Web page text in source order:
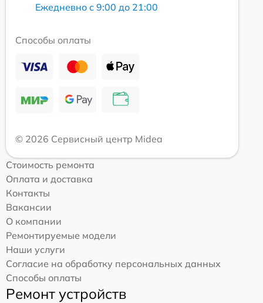
Ежедневно с 9:00 до 21:00
Способы оплаты
© 2026 Сервисный центр Midea
Стоимость ремонта
Оплата и доставка
Контакты
Вакансии
О компании
Ремонтируемые модели
Наши услуги
Согласие на обработку персональных данных
Способы оплаты
Ремонт устройств